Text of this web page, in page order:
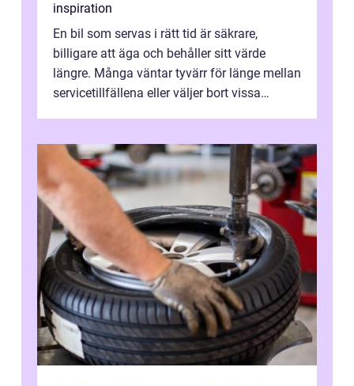
inspiration
En bil som servas i rätt tid är säkrare,
billigare att äga och behåller sitt värde
längre. Många väntar tyvärr för länge mellan
servicetillfällena eller väljer bort vissa